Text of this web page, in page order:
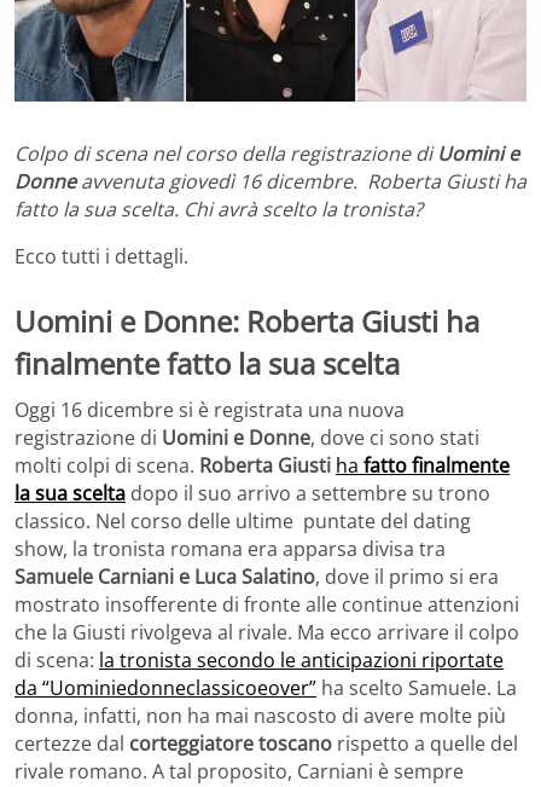
Colpo di scena nel corso della registrazione diUomini e
Donneavvenuta giovedì 16 dicembre. Roberta Giusti ha
fatto la sua scelta. Chi avrà scelto la tronista?
Ecco tutti i dettagli.
Uomini e Donne: Roberta Giusti ha
finalmente fatto la sua scelta
Oggi 16 dicembre si è registrata una nuova
registrazione di Uomini e Donne, dove ci sono stati
molti colpi di scena. Roberta Giusti ha fatto finalmente
la sua scelta dopo il suo arrivo a settembre su trono
classico. Nel corso delle ultime puntate del dating
show, la tronista romana era apparsa divisa tra
Samuele Carniani e Luca Salatino, dove il primo si era
mostrato insofferente di fronte alle continue attenzioni
che la Giusti rivolgeva al rivale. Ma ecco arrivare il colpo
di scena: la tronista secondo le anticipazioni riportate
da “Uominiedonneclassicoeover” ha scelto Samuele. La
donna, infatti, non ha mai nascosto di avere molte più
certezze dal corteggiatore toscano rispetto a quelle del
rivale romano. A tal proposito, Carniani è sempre